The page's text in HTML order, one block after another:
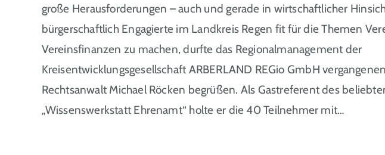
große Herausforderungen – auch und gerade in wirtschaftlicher
bürgerschaftlich Engagierte im Landkreis Regen fit für die Themen
Vereinsfinanzen zu machen, durfte das Regionalmanagement der
Kreisentwicklungsgesellschaft ARBERLAND REGio GmbH
Rechtsanwalt Michael Röcken begrüßen. Als Gastreferent des
„Wissenswerkstatt Ehrenamt“ holte er die 40 Teilnehmer mit…